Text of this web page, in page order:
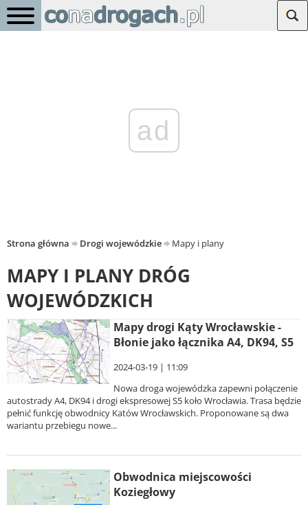
ad
Strona główna Drogi wojewódzkie Mapy i plany
MAPY I PLANY DRÓG
WOJEWÓDZKICH
Mapy drogi Kąty Wrocławskie -
Błonie jako łącznika A4, DK94, S5
2024-03-19 | 11:09
Nowa droga wojewódzka zapewni połączenie
autostrady A4, DK94 i drogi ekspresowej S5 koło Wrocławia. Trasa będzie
pełnić funkcję obwodnicy Katów Wrocławskich. Proponowane są dwa
wariantu przebiegu nowe...
Obwodnica miejscowości
Koziegłowy